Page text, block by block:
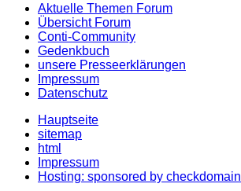
Aktuelle Themen Forum
Übersicht Forum
Conti-Community
Gedenkbuch
unsere Presseerklärungen
Impressum
Datenschutz
Hauptseite
sitemap
html
Impressum
Hosting: sponsored by checkdomain